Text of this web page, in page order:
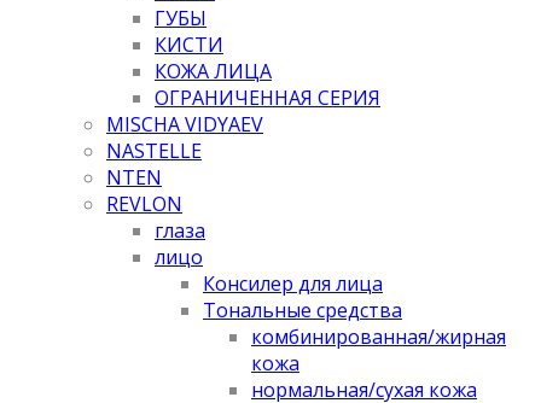
ГУБЫ
КИСТИ
КОЖА ЛИЦА
ОГРАНИЧЕННАЯ СЕРИЯ
MISCHA VIDYAEV
NASTELLE
NTEN
REVLON
глаза
лицо
Консилер для лица
Тональные средства
комбинированная/жирная
кожа
нормальная/cухая кожа